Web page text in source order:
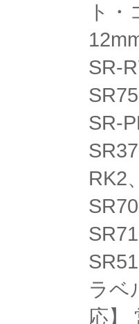
ト
SR-
SR-
RK2
ラベ
応】